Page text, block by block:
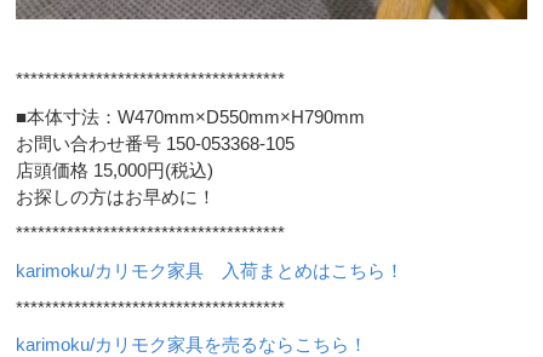
*************************************
■本体寸法：W470mm×D550mm×H790mm
お問い合わせ番号 150-053368-105
店頭価格 15,000円(税込)
お探しの方はお早めに！
*************************************
karimoku/カリモク家具 入荷まとめはこちら！
*************************************
karimoku/カリモク家具を売るならこちら！